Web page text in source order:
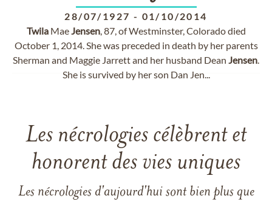
28/07/1927 - 01/10/2014
TwilaMaeJensen, 87, of Westminster, Colorado died
October 1, 2014. She was preceded in death by her parents
Sherman and Maggie Jarrett and her husband Dean Jensen.
She is survived by her son Dan Jen...
Les nécrologies célèbrent et
honorent des vies uniques
Les nécrologies d'aujourd'hui sont bien plus que